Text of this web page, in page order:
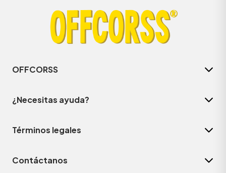
OFFCORSS
¿Necesitas ayuda?
Términos legales
Contáctanos